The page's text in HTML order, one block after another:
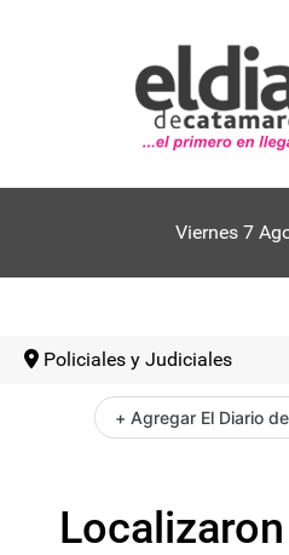
Viernes 7
Policiales y Judiciales
+ Agregar El Diario